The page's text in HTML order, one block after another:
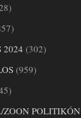
2024 (302)
(959)
ZOON POLITIKÓN